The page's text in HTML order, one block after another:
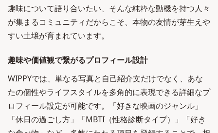
趣味について語り合いたい、そんな純粋な動機を持つ人々
が集まるコミュニティだからこそ、本物の友情が芽生えや
すい土壌が育まれています。
趣味や価値観で繋がるプロフィール設計
WIPPYでは、単なる写真と自己紹介文だけでなく、あな
たの個性やライフスタイルを多角的に表現できる詳細なプ
ロフィール設定が可能です。「好きな映画のジャンル」
「休日の過ごし方」「MBTI（性格診断タイプ）」「好き